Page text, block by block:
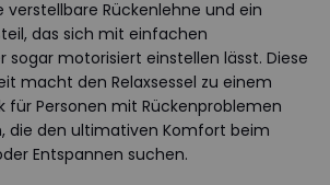
Rückenlehne und ein
das sich mit einfachen
sogar motorisiert einstellen lässt. Diese
macht den Relaxsessel zu einem
für Personen mit Rückenproblemen
die den ultimativen Komfort beim
Entspannen suchen.